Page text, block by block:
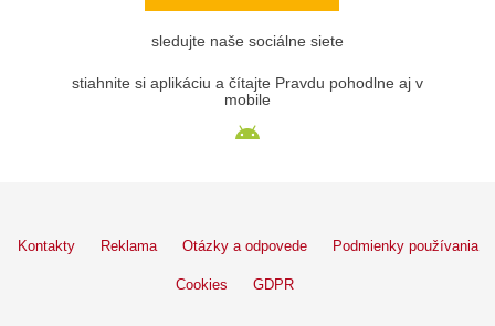
sledujte naše sociálne siete
stiahnite si aplikáciu a čítajte Pravdu pohodlne aj v
mobile
Kontakty Reklama Otázky a odpovede Podmienky používania
Cookies GDPR